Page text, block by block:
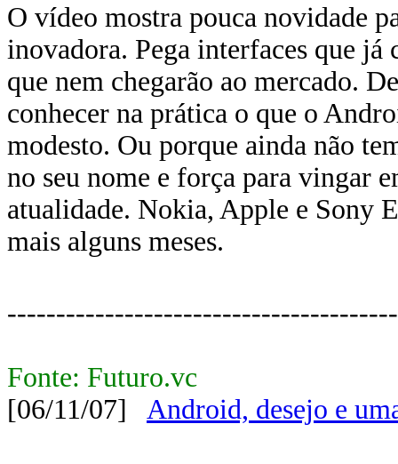
O vídeo mostra pouca novidade
inovadora. Pega interfaces que já
que nem chegarão ao mercado.
conhecer na prática o que o
modesto. Ou porque ainda não
no seu nome e força para vingar
atualidade. Nokia, Apple e Sony
mais alguns meses.
Fonte: Futuro.vc
[06/11/07] Android, desejo e